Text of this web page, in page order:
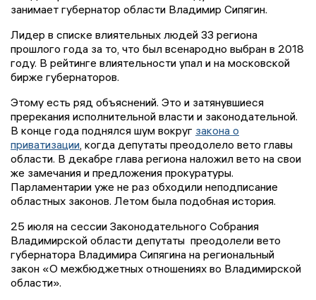
занимает губернатор области Владимир Сипягин.
Лидер в списке влиятельных людей 33 региона
прошлого года за то, что был всенародно выбран в 2018
году. В рейтинге влиятельности упал и на московской
бирже губернаторов.
Этому есть ряд объяснений. Это и затянувшиеся
пререкания исполнительной власти и законодательной.
В конце года поднялся шум вокруг закона о
приватизации, когда депутаты преодолело вето главы
области. В декабре глава региона наложил вето на свои
же замечания и предложения прокуратуры.
Парламентарии уже не раз обходили неподписание
областных законов. Летом была подобная история.
25 июля на сессии Законодательного Собрания
Владимирской области депутаты преодолели вето
губернатора Владимира Сипягина на региональный
закон «О межбюджетных отношениях во Владимирской
области».